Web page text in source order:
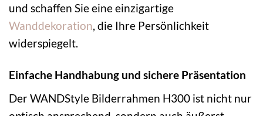
und schaffen Sie eine einzigartige
Wanddekoration , die Ihre Persönlichkeit
widerspiegelt.
Einfache Handhabung und sichere Präsentation
Der WANDStyle Bilderrahmen H300 ist nicht nur